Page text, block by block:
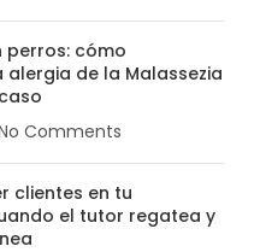
perros: cómo
alergia de la Malassezia
Comments
clientes en tu
el tutor regatea y